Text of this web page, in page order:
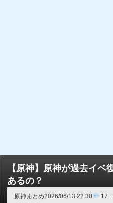
【原神】原神が過去イベ
あるの？
原神まとめ2026/06/13 22:30 17